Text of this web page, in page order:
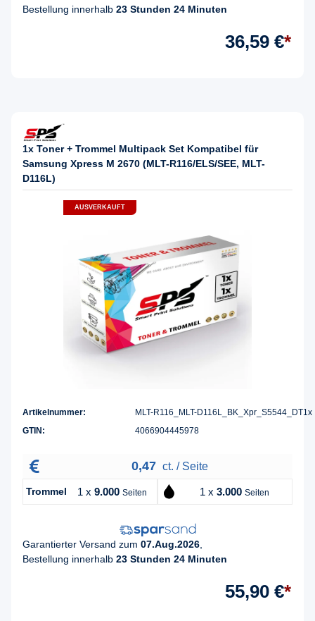
Bestellung innerhalb 23 Stunden 24 Minuten
36,59 €*
1x Toner + Trommel Multipack Set Kompatibel für
Samsung Xpress M 2670 (MLT-R116/ELS/SEE, MLT-
D116L)
AUSVERKAUFT
Artikelnummer:
MLT-R116_MLT-D116L_BK_Xpr_S5544_DT1x
GTIN:
4066904445978
0,47 ct. / Seite
Trommel 1 x 9.000 Seiten 1 x 3.000 Seiten
Garantierter Versand zum 07.Aug.2026
Bestellung innerhalb 23 Stunden 24 Minuten
55,90 €*